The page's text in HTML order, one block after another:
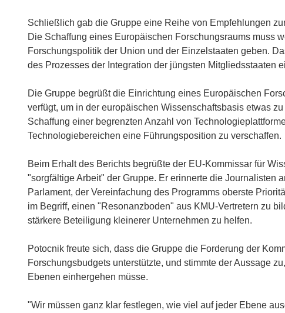
Schließlich gab die Gruppe eine Reihe von Empfehlungen
Die Schaffung eines Europäischen Forschungsraums muss
Forschungspolitik der Union und der Einzelstaaten geben.
des Prozesses der Integration der jüngsten Mitgliedsstaaten
Die Gruppe begrüßt die Einrichtung eines Europäischen
verfügt, um in der europäischen Wissenschaftsbasis etwas
Schaffung einer begrenzten Anzahl von
Technologiebereichen eine Führungsposition zu verschaffen.
Beim Erhalt des Berichts begrüßte der EU-Kommissar für
"sorgfältige Arbeit" der Gruppe. Er erinnerte die Journalisten
Parlament, der Vereinfachung des Programms oberste
im Begriff, einen "Resonanzboden" aus KMU-Vertretern zu
stärkere Beteiligung kleinerer Unternehmen zu helfen.
Potocnik freute sich, dass die Gruppe die Forderung der
Forschungsbudgets unterstützte, und stimmte der Aussage
Ebenen einhergehen müsse.
"Wir müssen ganz klar festlegen, wie viel auf jeder Ebene